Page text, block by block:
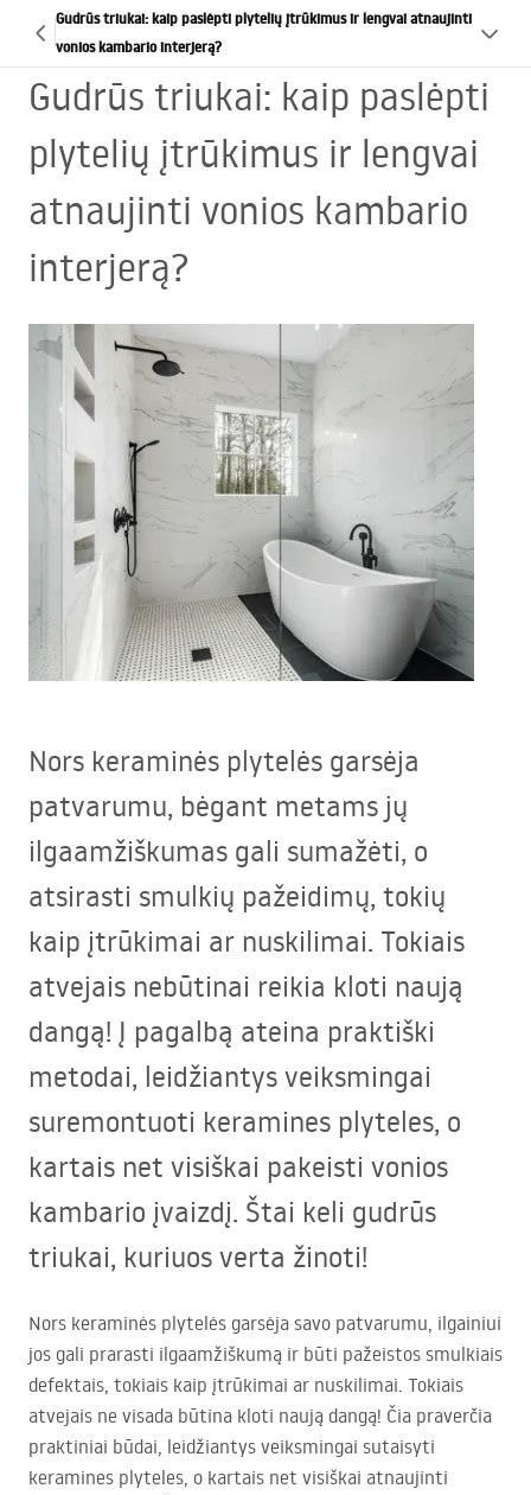
Gudrūs triukai: kaip paslėpti plytelių įtrūkimus ir lengvai atnaujinti
vonios kambario interjerą?
Gudrūs triukai: kaip paslėpti
plytelių įtrūkimus ir lengvai
atnaujinti vonios kambario
interjerą?
Nors keraminės plytelės garsėja
patvarumu, bėgant metams jų
ilgaamžiškumas gali sumažėti, o
atsirasti smulkių pažeidimų, tokių
kaip įtrūkimai ar nuskilimai. Tokiais
atvejais nebūtinai reikia kloti naują
dangą! Į pagalbą ateina praktiški
metodai, leidžiantys veiksmingai
suremontuoti keramines plyteles, o
kartais net visiškai pakeisti vonios
kambario įvaizdį. Štai keli gudrūs
triukai, kuriuos verta žinoti!
Nors keraminės plytelės garsėja savo patvarumu, ilgainiui
jos gali prarasti ilgaamžiškumą ir būti pažeistos smulkiais
defektais, tokiais kaip įtrūkimai ar nuskilimai. Tokiais
atvejais ne visada būtina kloti naują dangą! Čia praverčia
praktiniai būdai, leidžiantys veiksmingai sutaisyti
keramines plyteles, o kartais net visiškai atnaujinti